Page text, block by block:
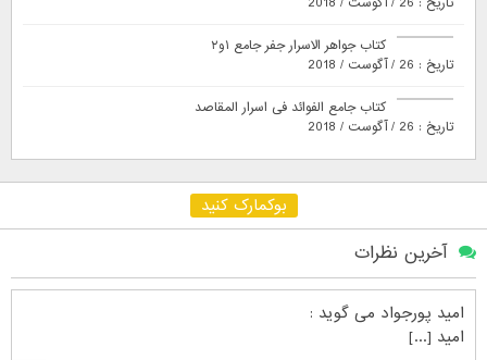
کتاب جواهر الاسرار جفر جامع ۱و۲
تاریخ : 26 / آگوست / 2018
کتاب جامع الفوائد فی اسرار المقاصد
تاریخ : 26 / آگوست / 2018
بوکمارک کنید
آخرین نظرات
امید پورجواد می گوید :
امید [...]